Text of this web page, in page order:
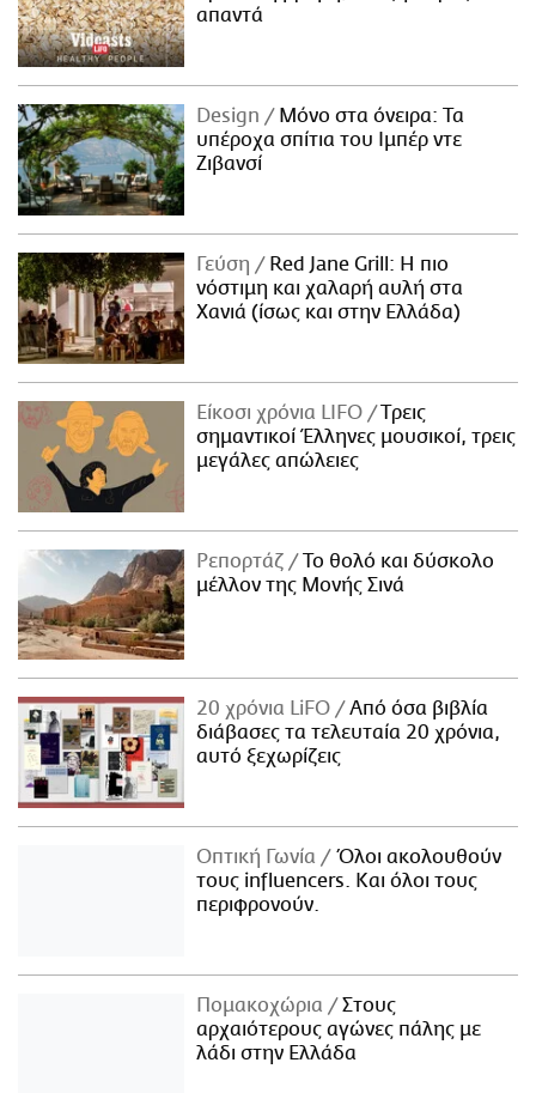
απαντά
Design
Μόνο στα όνειρα: Τα
υπέροχα σπίτια του Ιμπέρ ντε
Ζιβανσί
Γεύση
Red Jane Grill: Η πιο
νόστιμη και χαλαρή αυλή στα
Χανιά (ίσως και στην Ελλάδα)
Είκοσι χρόνια LIFO
Tρεις
σημαντικοί Έλληνες μουσικοί, τρεις
μεγάλες απώλειες
Ρεπορτάζ
Το θολό και δύσκολο
μέλλον της Μονής Σινά
20 χρόνια LiFO
Από όσα βιβλία
διάβασες τα τελευταία 20 χρόνια,
αυτό ξεχωρίζεις
Οπτική Γωνία
Όλοι ακολουθούν
τους influencers. Και όλοι τους
περιφρονούν.
Πομακοχώρια
Στους
αρχαιότερους αγώνες πάλης με
λάδι στην Ελλάδα